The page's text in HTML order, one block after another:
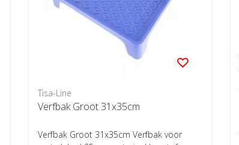
Tisa-Line
Verfbak Groot 31x35cm
Verfbak Groot 31x35cm Verfbak voor